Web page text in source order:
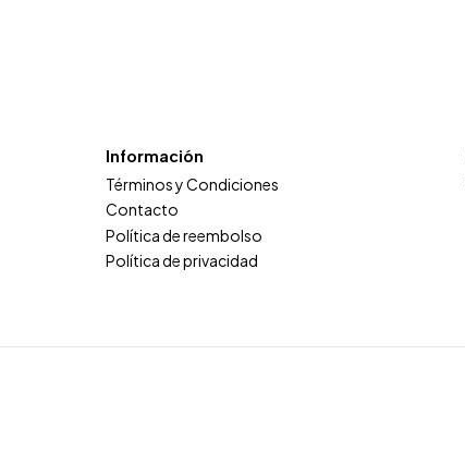
Información
Términos y Condiciones
Contacto
Política de reembolso
Política de privacidad